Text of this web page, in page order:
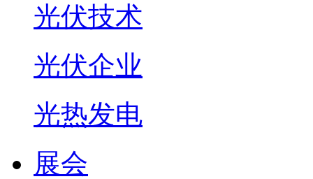
光伏技术
光伏企业
光热发电
展会